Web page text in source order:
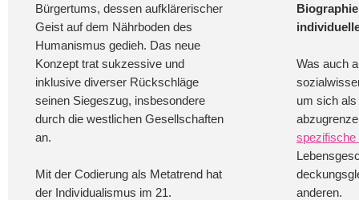
Bürgertums, dessen aufklärerischer
Geist auf dem Nährboden des
Humanismus gedieh. Das neue
Konzept trat sukzessive und
inklusive diverser Rückschläge
seinen Siegeszug, insbesondere
durch die westlichen Gesellschaften
an.
Mit der Codierung als Metatrend hat
der Individualismus im 21.
Was auch
um sich
spezifische
anderen.